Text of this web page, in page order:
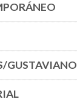
GUSTAVIANO